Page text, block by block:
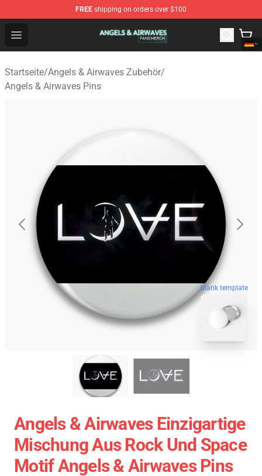
FREE shipping on orders over $100
Open menu
Angels & Airwaves Shop - Official Angels & Airwaves
Startseite/Angels & Airwaves Zubehör/
Angels & Airwaves Pins
blank template
Angels & Airwaves Einzigartige
Mischung Aus Rock Und Space
Motif Angels & Airwaves Pins